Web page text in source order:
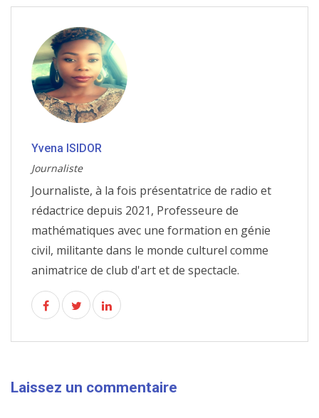
Yvena ISIDOR
Journaliste
Journaliste, à la fois présentatrice de radio et
rédactrice depuis 2021, Professeure de
mathématiques avec une formation en génie
civil, militante dans le monde culturel comme
animatrice de club d'art et de spectacle.
Laissez un commentaire